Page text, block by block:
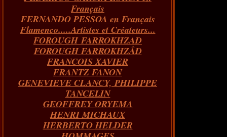
Français
FERNANDO PESSOA en Français
Flamenco.....Artistes et Créateurs...
FOROUGH FARROKHZAD
FOROUGH FARROKHZÂD
FRANCOIS XAVIER
FRANTZ FANON
GENEVIEVE CLANCY, PHILIPPE
TANCELIN
GEOFFREY ORYEMA
HENRI MICHAUX
HERBERTO HELDER